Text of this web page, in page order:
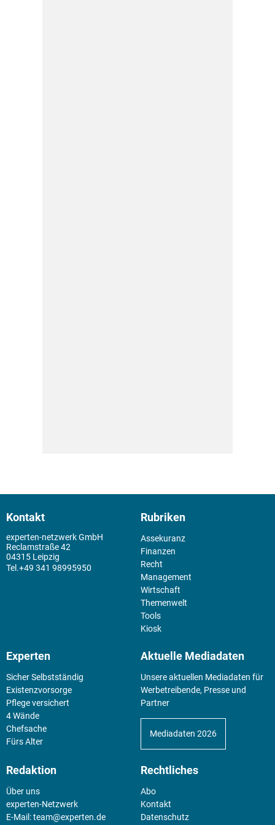
Kontakt
experten-netzwerk GmbH
Reclamstraße 42
04315 Leipzig
+49 341 98995950
Rubriken
Assekuranz
Finanzen
Recht
Management
Wirtschaft
Themenwelt
Tools
Kiosk
Experten
Sicher Selbstständig
Existenz­vorsorge
Pflege versichert
4 Wände
Chefsache
Fürs Alter
Aktuelle Mediadaten
Unsere aktuellen Mediadaten für
Werbetreibende, Presse und
Partner
Mediadaten 2026
Redaktion
Über uns
experten-Netzwerk
E-Mail:team@experten.de
Rechtliches
Abo
Kontakt
Datenschutz